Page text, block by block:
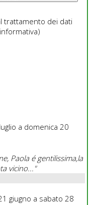
trattamento dei dati
)
a domenica 20
Paola é gentilissima,la
vicino..."
giugno a sabato 28